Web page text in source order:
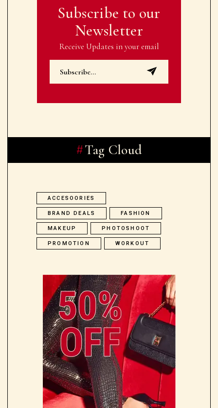
Subscribe to our
Newsletter
Receive Updates in your email
Tag Cloud
ACCESOORIES
BRAND DEALS FASHION
MAKEUP PHOTOSHOOT
PROMOTION WORKOUT